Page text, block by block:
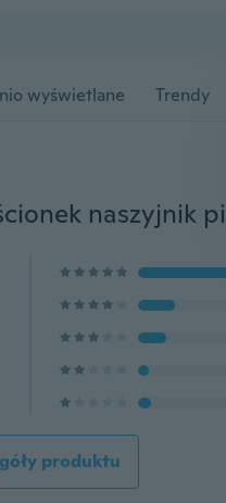
wyświetlane Trendy
produktu